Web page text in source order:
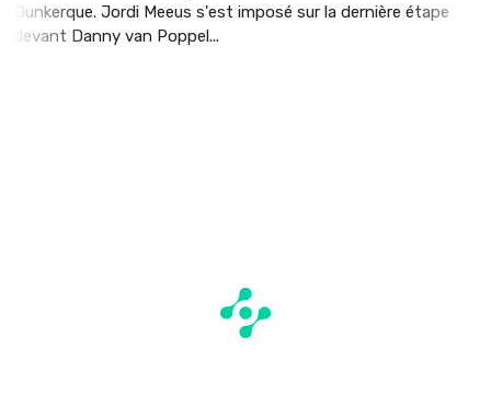
Dunkerque. Jordi Meeus s'est imposé sur la dernière étape
devant Danny van Poppel...